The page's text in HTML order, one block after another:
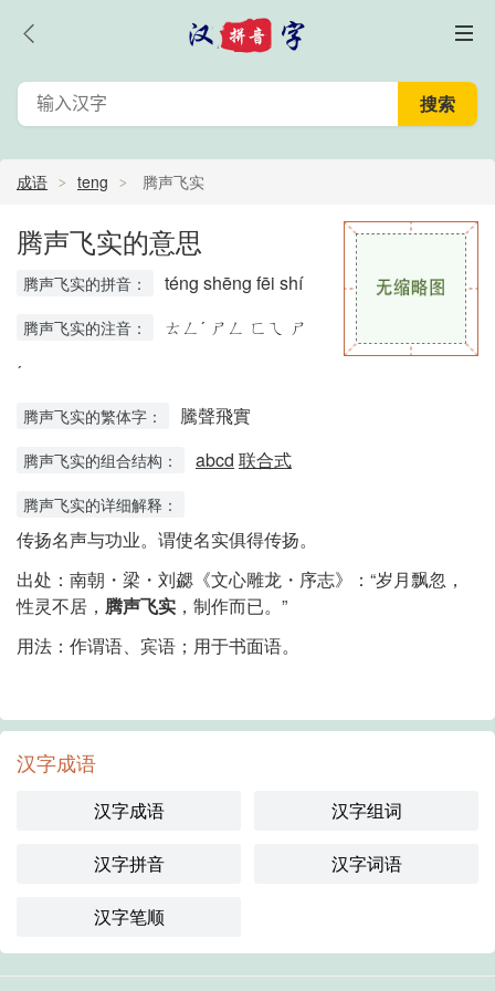
成语 teng 腾声飞实
腾声飞实的意思
腾声飞实的拼音： téng shēng fēi shí
腾声飞实的注音：
ㄊㄥˊ ㄕㄥ ㄈㄟ ㄕ
ˊ
腾声飞实的繁体字： 騰聲飛實
腾声飞实的组合结构： abcd 联合式
腾声飞实的详细解释：
传扬名声与功业。谓使名实俱得传扬。
出处 ： 南朝・梁・刘勰《文心雕龙・序志》：“岁月飘忽，
性灵不居， 腾声飞实 ，制作而已。”
用法 ： 作谓语、宾语；用于书面语。
汉字成语
汉字成语 汉字组词
汉字拼音 汉字词语
汉字笔顺